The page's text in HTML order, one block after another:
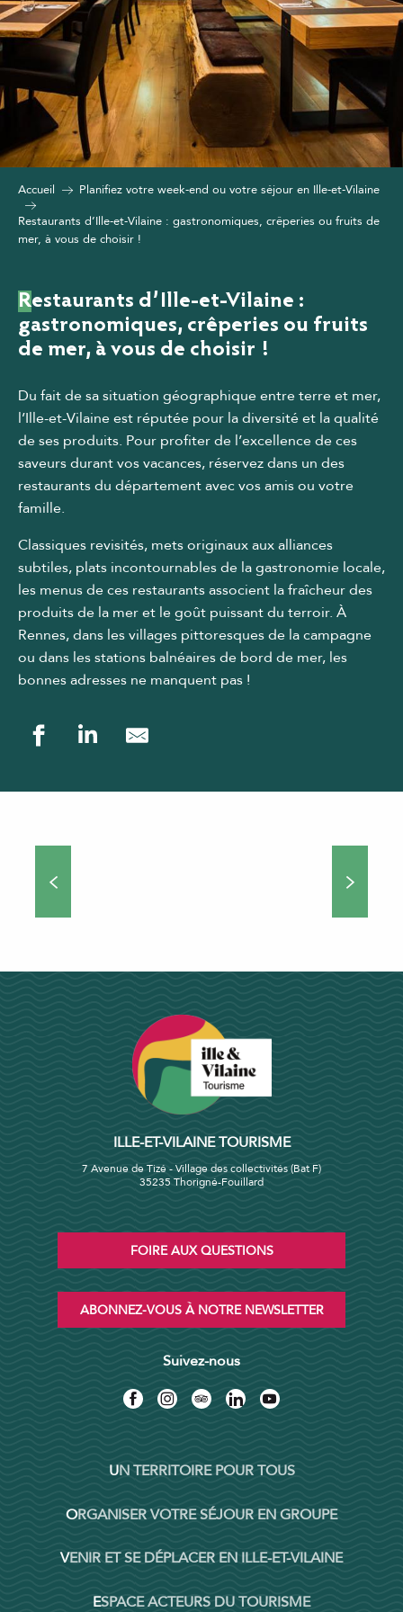
Accueil
Planifiez votre week-end ou votre séjour en Ille-et-Vilaine
Restaurants d’Ille-et-Vilaine : gastronomiques, crêperies ou fruits de
mer, à vous de choisir !
Restaurants d’Ille-et-Vilaine :
gastronomiques, crêperies ou fruits
de mer, à vous de choisir !
Du fait de sa situation géographique entre terre et mer,
l’Ille-et-Vilaine est réputée pour la diversité et la qualité
de ses produits. Pour profiter de l’excellence de ces
saveurs durant vos vacances, réservez dans un des
restaurants du département avec vos amis ou votre
famille.
Classiques revisités, mets originaux aux alliances
subtiles, plats incontournables de la gastronomie locale,
les menus de ces restaurants associent la fraîcheur des
produits de la mer et le goût puissant du terroir. À
Rennes, dans les villages pittoresques de la campagne
ou dans les stations balnéaires de bord de mer, les
bonnes adresses ne manquent pas !
Restaurants gastronomiques
ILLE-ET-VILAINE TOURISME
7 Avenue de Tizé - Village des collectivités (Bat F)
35235 Thorigné-Fouillard
FOIRE AUX QUESTIONS
ABONNEZ-VOUS À NOTRE NEWSLETTER
Suivez-nous
UN TERRITOIRE POUR TOUS
ORGANISER VOTRE SÉJOUR EN GROUPE
VENIR ET SE DÉPLACER EN ILLE-ET-VILAINE
ESPACE ACTEURS DU TOURISME